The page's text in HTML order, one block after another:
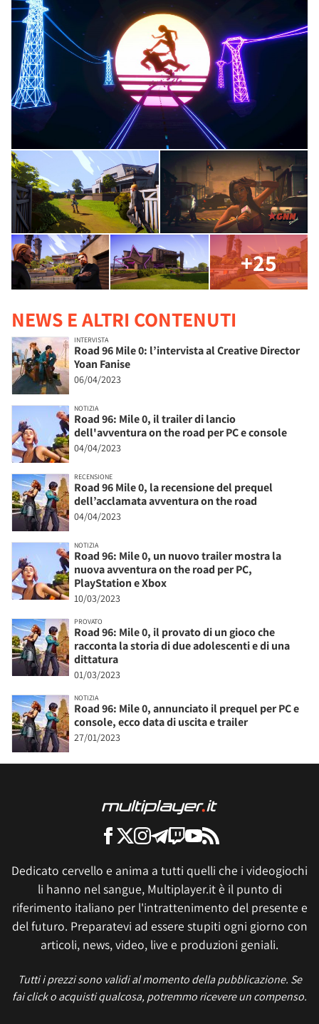
+25
NEWS E ALTRI CONTENUTI
INTERVISTA
Road 96 Mile 0: l’intervista al Creative Director
Yoan Fanise
06/04/2023
NOTIZIA
Road 96: Mile 0, il trailer di lancio
dell'avventura on the road per PC e console
04/04/2023
RECENSIONE
Road 96 Mile 0, la recensione del prequel
dell’acclamata avventura on the road
04/04/2023
NOTIZIA
Road 96: Mile 0, un nuovo trailer mostra la
nuova avventura on the road per PC,
PlayStation e Xbox
10/03/2023
PROVATO
Road 96: Mile 0, il provato di un gioco che
racconta la storia di due adolescenti e di una
dittatura
01/03/2023
NOTIZIA
Road 96: Mile 0, annunciato il prequel per PC e
console, ecco data di uscita e trailer
27/01/2023
Dedicato cervello e anima a tutti quelli che i videogiochi
li hanno nel sangue, Multiplayer.it è il punto di
riferimento italiano per l'intrattenimento del presente e
del futuro. Preparatevi ad essere stupiti ogni giorno con
articoli, news, video, live e produzioni geniali.
Tutti i prezzi sono validi al momento della pubblicazione. Se
fai click o acquisti qualcosa, potremmo ricevere un compenso.